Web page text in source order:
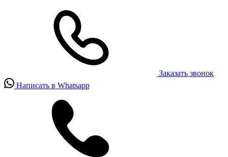
Заказать звонок
Написать в Whatsapp